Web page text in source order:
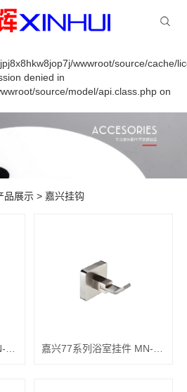
wwwroot/source/cache/
denied in
source/model/api.class.php on
品展示 > 嘉兴挂钩
嘉兴88系列浴室挂件 MN-8805 嘉兴77系列浴室挂件 MN-7703